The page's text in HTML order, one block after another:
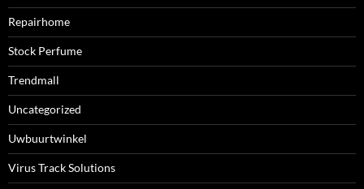
Repairhome
Stock Perfume
Trendmall
Uncategorized
Uwbuurtwinkel
Virus Track Solutions